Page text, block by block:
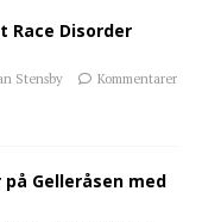
Race Disorder
Stensby
Kommentarer
Gelleråsen med